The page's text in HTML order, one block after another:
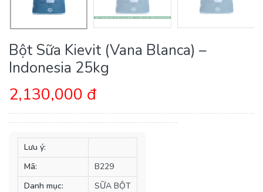
Bột Sữa Kievit (Vana Blanca) –
Indonesia 25kg
2,130,000 đ
Lưu ý:
Mã:
B229
Danh mục:
SỮA BỘT